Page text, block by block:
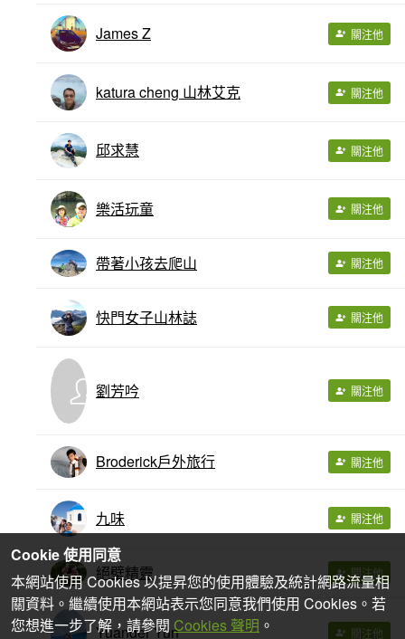
James Z 關注他
katura cheng 山林艾克 關注他
邱求慧 關注他
樂活玩童 關注他
帶著小孩去爬山 關注他
快門女子山林誌 關注他
劉芳吟 關注他
Broderick戶外旅行 關注他
九味 關注他
絕壁精靈 關注他
Yuander Yun 關注他
Cookie 使用同意
本網站使用 Cookies 以提昇您的使用體驗及統計網路流量相
關資料。繼續使用本網站表示您同意我們使用 Cookies。若
您想進一步了解，請參閱Cookies 聲明 。